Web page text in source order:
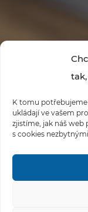
K tomu potřebujeme
ukládají ve vašem
zjistíme, jak náš web
s cookies